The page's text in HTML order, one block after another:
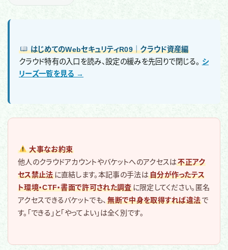
はじめてのWebセキュリティR09｜クラウド資産編
クラウド特有の入口を読み、設定の緩みを先回りで閉じる。 シ
リーズ一覧を見る →
大事なお約束
他人のクラウドアカウントやバケットへのアクセスは不正アク
セス禁止法に直結します。本記事の手法は自分が作ったテス
ト環境・CTF・書面で許可された調査に限定してください。匿名
アクセスできるバケットでも、無断で中身を取得すれば違法で
す。「できる」と「やってよい」は全く別です。